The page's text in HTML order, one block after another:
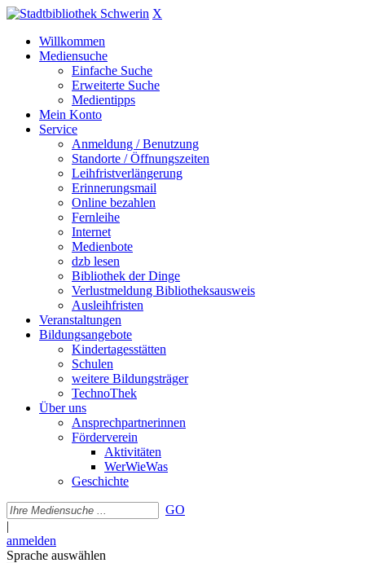
X
Willkommen
Mediensuche
Einfache Suche
Erweiterte Suche
Medientipps
Mein Konto
Service
Anmeldung / Benutzung
Standorte / Öffnungszeiten
Leihfristverlängerung
Erinnerungsmail
Online bezahlen
Fernleihe
Internet
Medienbote
dzb lesen
Bibliothek der Dinge
Verlustmeldung Bibliotheksausweis
Ausleihfristen
Veranstaltungen
Bildungsangebote
Kindertagesstätten
Schulen
weitere Bildungsträger
TechnoThek
Über uns
Ansprechpartnerinnen
Förderverein
Aktivitäten
WerWieWas
Geschichte
GO
|
anmelden
Sprache auswählen